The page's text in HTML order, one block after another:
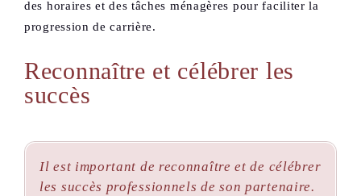
des horaires et des tâches ménagères pour faciliter la
progression de carrière.
Reconnaître et célébrer les
succès
Il est important de reconnaître et de célébrer
les succès professionnels de son partenaire.